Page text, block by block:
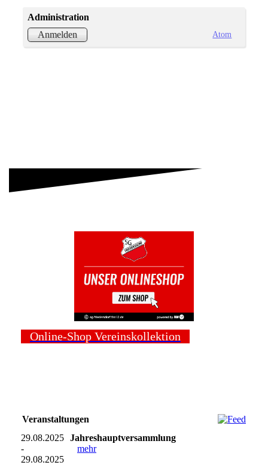
Administration
Anmelden
Atom
Online-Shop Vereinskollektion
Veranstaltungen
29.08.2025
-
29.08.2025
Jahreshauptversammlung
mehr